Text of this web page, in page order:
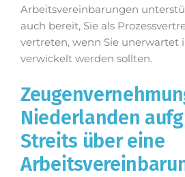
Arbeitsvereinbarungen
auch bereit, Sie als
vertreten, wenn Sie unerwartet
verwickelt werden sollten.
Niederlanden
Streits über eine